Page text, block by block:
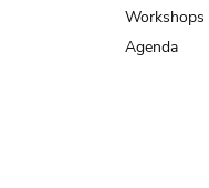
Workshops
Agenda